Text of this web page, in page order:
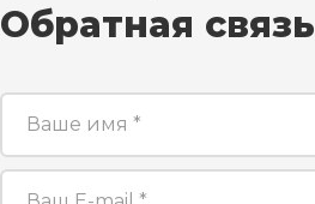
Обратная связь